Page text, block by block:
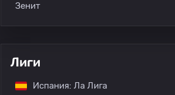
Зенит
Лиги
Испания: Ла Лига